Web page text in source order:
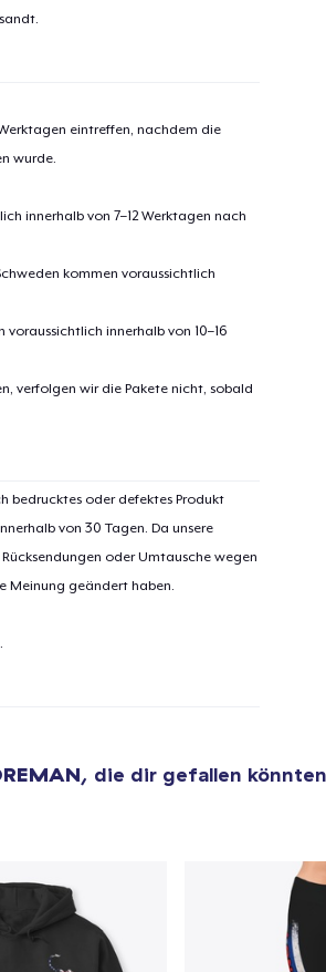
eintreffen, nachdem die
wurde.
innerhalb von 7–12 Werktagen nach
kommen voraussichtlich
innerhalb von 10–16
verfolgen wir die Pakete nicht, sobald
bedrucktes oder defektes Produkt
von 30 Tagen. Da unsere
oder Umtausche wegen
Meinung geändert haben.
.
, die dir gefallen
zum Einkaufswagen
Pullover Hoodie